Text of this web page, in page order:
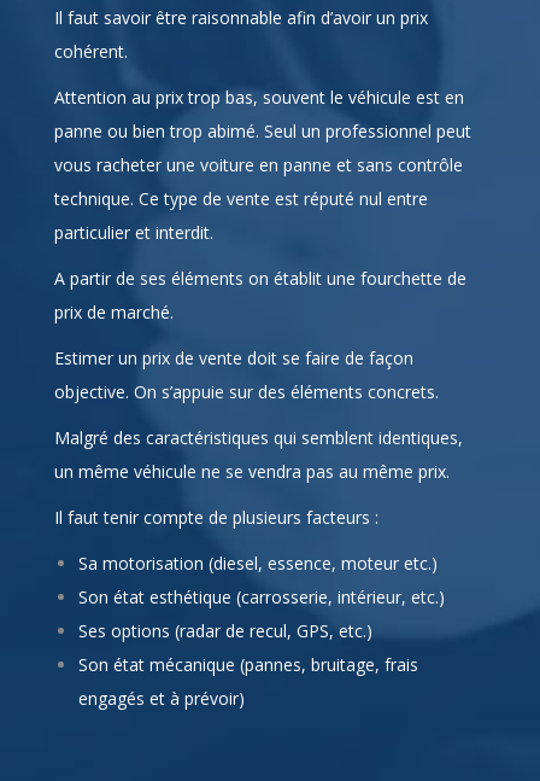
surestimés par le vendeur même récent.
Il faut savoir être raisonnable afin d’avoir un prix
cohérent.
Attention au prix trop bas, souvent le véhicule est en
panne ou bien trop abimé. Seul un professionnel peut
vous racheter une voiture en panne et sans contrôle
technique. Ce type de vente est réputé nul entre
particulier et interdit.
A partir de ses éléments on établit une fourchette de
prix de marché.
Estimer un prix de vente doit se faire de façon
objective. On s’appuie sur des éléments concrets.
Malgré des caractéristiques qui semblent identiques,
un même véhicule ne se vendra pas au même prix.
Il faut tenir compte de plusieurs facteurs :
Sa motorisation (diesel, essence, moteur etc.)
Son état esthétique (carrosserie, intérieur, etc.)
Ses options (radar de recul, GPS, etc.)
Son état mécanique (pannes, bruitage, frais